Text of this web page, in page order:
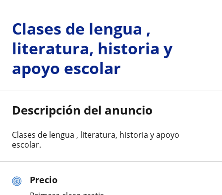
Precio
Clases de lengua ,
literatura, historia y
apoyo escolar
Descripción del anuncio
Clases de lengua , literatura, historia y apoyo
escolar.